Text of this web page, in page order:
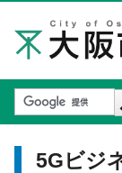
5Gビジ